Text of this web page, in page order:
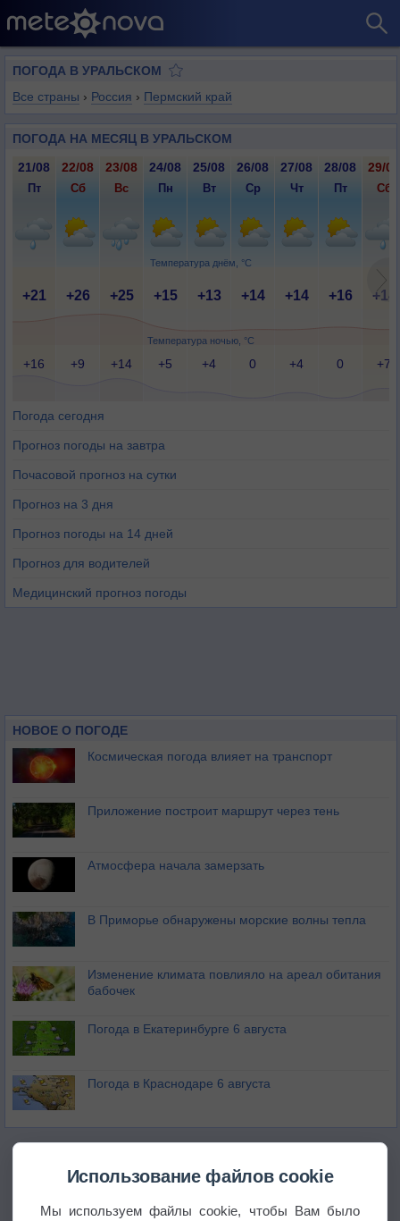
ПОГОДА В УРАЛЬСКОМ
Все страны › Россия › Пермский край
ПОГОДА НА МЕСЯЦ В УРАЛЬСКОМ
Температура днём, °C
Температура ночью, °C
21/08 22/08 23/08 24/08 25/08 26/08 27/08 28/08 29/08
Пт Сб Вс Пн Вт Ср Чт Пт Сб
+21 +26 +25 +15 +13 +14 +14 +16 +14
+16 +9 +14 +5 +4 0 +4 0 +7
Погода сегодня
Прогноз погоды на завтра
Почасовой прогноз на сутки
Прогноз на 3 дня
Прогноз погоды на 14 дней
Прогноз для водителей
Медицинский прогноз погоды
НОВОЕ О ПОГОДЕ
Космическая погода влияет на транспорт
Приложение построит маршрут через тень
Атмосфера начала замерзать
В Приморье обнаружены морские волны тепла
Изменение климата повлияло на ареал обитания
бабочек
Погода в Екатеринбурге 6 августа
Погода в Краснодаре 6 августа
Использование файлов cookie
Мы используем файлы cookie, чтобы Вам было